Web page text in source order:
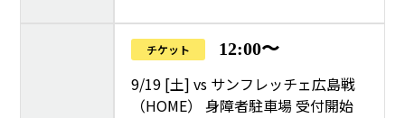
チケット 12:00〜
9/19 [土] vs サンフレッチェ広島戦
（HOME） 身障者駐車場 受付開始